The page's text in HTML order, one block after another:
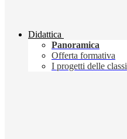
Didattica
Panoramica
Offerta formativa
I progetti delle classi